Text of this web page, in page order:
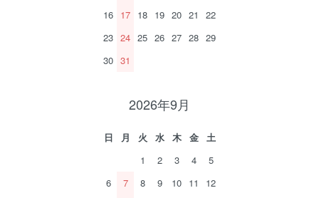
16 17 18 19 20 21
22
23 24 25 26 27 28 29
30 31
2026年9月
日 月 火 水 木 金
土
1
2 3 4
5
6
7 8 9 10 11
12